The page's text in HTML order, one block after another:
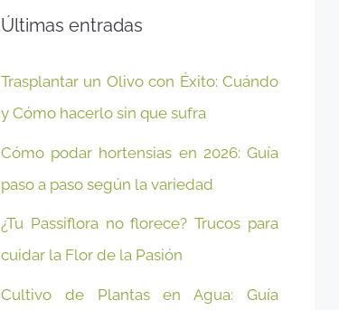
Últimas entradas
Trasplantar un Olivo con Éxito: Cuándo
y Cómo hacerlo sin que sufra
Cómo podar hortensias en 2026: Guía
paso a paso según la variedad
¿Tu Passiflora no florece? Trucos para
cuidar la Flor de la Pasión
Cultivo de Plantas en Agua: Guía